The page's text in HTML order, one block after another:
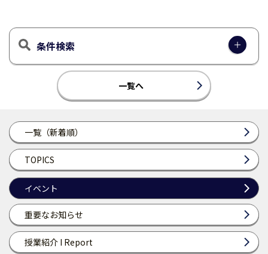
一覧（新着順）
TOPICS
イベント
重要なお知らせ
授業紹介 I Report
一覧へ
条件検索